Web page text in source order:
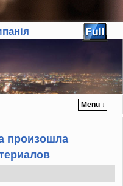
Menu ↓
произошла